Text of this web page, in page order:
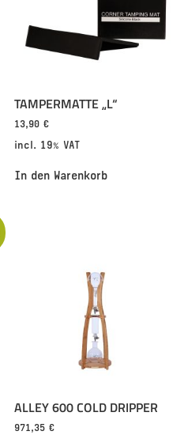
TAMPERMATTE „L“
13,90 €
incl. 19% VAT
In den Warenkorb
ALLEY 600 COLD DRIPPER
971,35 €